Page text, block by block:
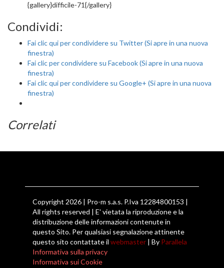
{gallery}difficile-71{/gallery}
Condividi:
Fai clic qui per condividere su Twitter (Si apre in una nuova
finestra)
Fai clic per condividere su Facebook (Si apre in una nuova
finestra)
Fai clic qui per condividere su Google+ (Si apre in una nuova
finestra)
Correlati
Copyright 2026 | Pro-m s.a.s. P.Iva 12284800153 |
All rights reserved | E' vietata la riproduzione e la
distribuzione delle informazioni contenute in
questo Sito. Per qualsiasi segnalazione attinente
questo sito contattate il webmaster | By Parallela
Informativa sulla privacy
Informativa sui Cookie